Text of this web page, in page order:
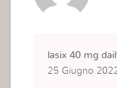
lasix 40 mg
25 Giugno